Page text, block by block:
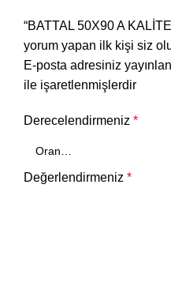
“BATTAL 50X90 A
yorum yapan ilk kişi siz
E-posta adresiniz
ile işaretlenmişlerdir
Derecelendirmeniz *
Değerlendirmeniz *